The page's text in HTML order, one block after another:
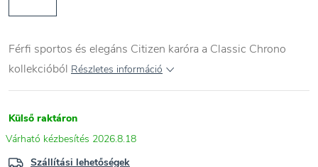
Férfi sportos és elegáns Citizen karóra a Classic Chrono
kollekcióból Részletes információ
Külső raktáron
2026.8.18
Szállítási lehetőségek